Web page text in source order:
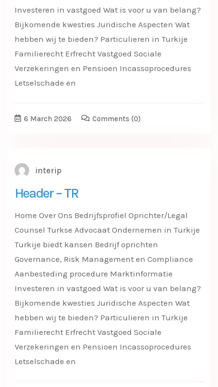
Investeren in vastgoed Wat is voor u van belang?
Bijkomende kwesties Juridische Aspecten Wat
hebben wij te bieden? Particulieren in Turkije
Familierecht Erfrecht Vastgoed Sociale
Verzekeringen en Pensioen Incassoprocedures
Letselschade en
6 March 2026 Comments (0)
interip
Header – TR
Home Over Ons Bedrijfsprofiel Oprichter/Legal
Counsel Turkse Advocaat Ondernemen in Turkije
Turkije biedt kansen Bedrijf oprichten
Governance, Risk Management en Compliance
Aanbesteding procedure Marktinformatie
Investeren in vastgoed Wat is voor u van belang?
Bijkomende kwesties Juridische Aspecten Wat
hebben wij te bieden? Particulieren in Turkije
Familierecht Erfrecht Vastgoed Sociale
Verzekeringen en Pensioen Incassoprocedures
Letselschade en